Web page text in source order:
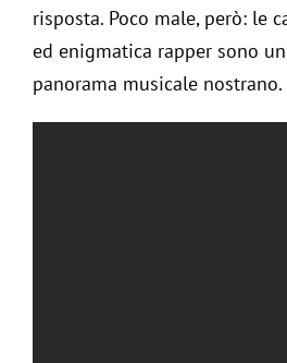
risposta. Poco male, però: le
ed enigmatica rapper sono
panorama musicale nostrano.